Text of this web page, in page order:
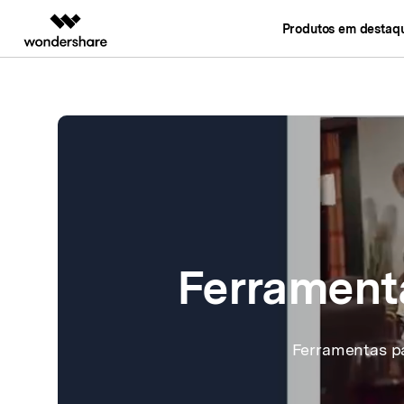
Produtos em
Criatividade de Vídeo
Gerador de vídeo, imagem e música com
Diagrama e
Criação de
EdrawMind
Mapas mentais
Edraw.AI
Plataforma online
Enterprise Soluções
Ferramentas